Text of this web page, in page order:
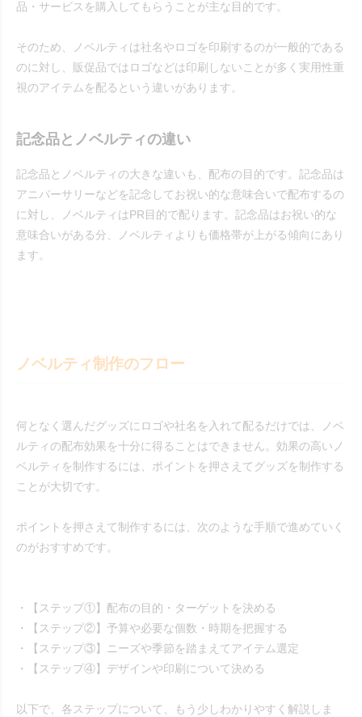
品・サービスを購入してもらうことが主な目的です。
そのため、ノベルティは社名やロゴを印刷するのが一般的である
のに対し、販促品ではロゴなどは印刷しないことが多く実用性重
視のアイテムを配るという違いがあります。
記念品とノベルティの違い
記念品とノベルティの大きな違いも、配布の目的です。記念品は
アニバーサリーなどを記念してお祝い的な意味合いで配布するの
に対し、ノベルティはPR目的で配ります。記念品はお祝い的な
意味合いがある分、ノベルティよりも価格帯が上がる傾向にあり
ます。
ノベルティ制作のフロー
何となく選んだグッズにロゴや社名を入れて配るだけでは、ノベ
ルティの配布効果を十分に得ることはできません。効果の高いノ
ベルティを制作するには、ポイントを押さえてグッズを制作する
ことが大切です。
ポイントを押さえて制作するには、次のような手順で進めていく
のがおすすめです。
・【ステップ①】配布の目的・ターゲットを決める
・【ステップ②】予算や必要な個数・時期を把握する
・【ステップ③】ニーズや季節を踏まえてアイテム選定
・【ステップ④】デザインや印刷について決める
以下で、各ステップについて、もう少しわかりやすく解説しま